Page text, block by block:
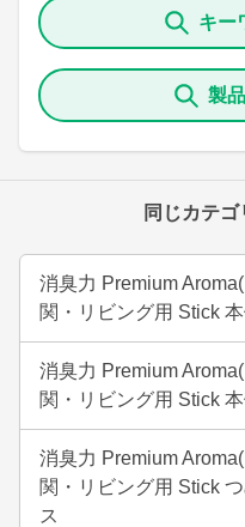
キー
製
同じカテ
消臭力 Premium
関・リビング用 Stick
消臭力 Premium
関・リビング用 Stick
消臭力 Premium
関・リビング用 Stick
ス